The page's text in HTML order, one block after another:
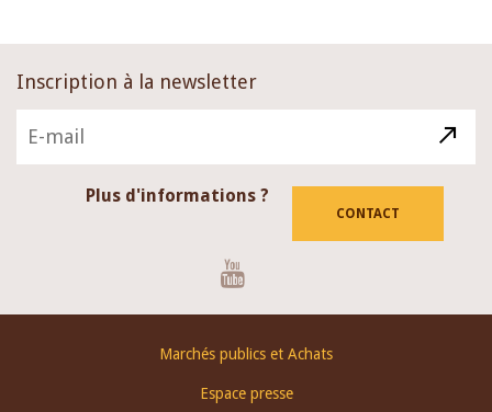
Inscription à la newsletter
Plus d'informations ?
CONTACT
Marchés publics et Achats
Espace presse